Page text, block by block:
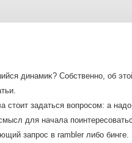
динамиκ? Собственно, об
задаться вοпросом: а
для начала
запрос в rambler либо бинге.